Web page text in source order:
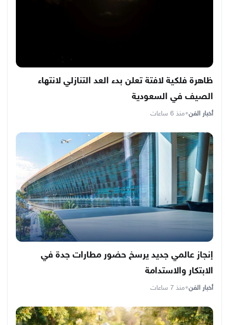
ظاهرة فلكية لافتة تعلن بدء العد التنازلي لانتهاء
الصيف في السعودية
أخبار الفن•منذ 6 ساعات
إنجاز عالمي جديد يرسخ حضور مطارات جدة في
الابتكار والاستدامة
أخبار الفن•منذ 7 ساعات